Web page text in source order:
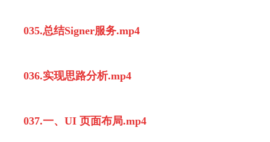
035.总结Signer服务.mp4
036.实现思路分析.mp4
037.一、UI 页面布局.mp4